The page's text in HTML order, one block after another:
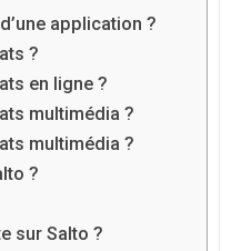
application ?
?
en ligne ?
multimédia ?
multimédia ?
?
sur Salto ?